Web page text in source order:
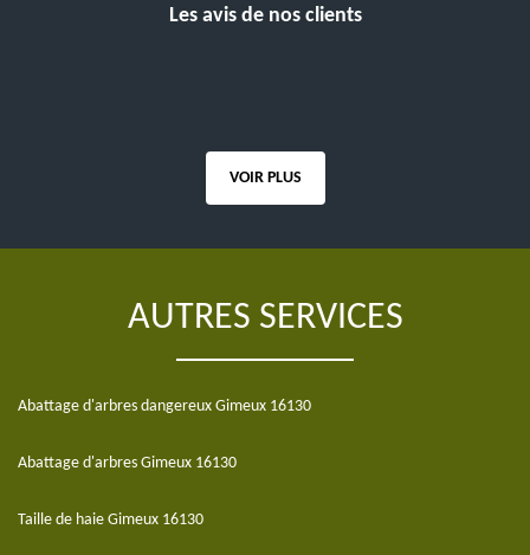
Les avis de nos clients
VOIR PLUS
AUTRES SERVICES
Abattage d'arbres dangereux Gimeux 16130
Abattage d'arbres Gimeux 16130
Taille de haie Gimeux 16130